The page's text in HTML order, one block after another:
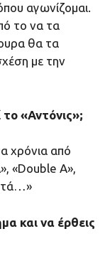
αγωνίζομαι.
το να τα
θα τα
με την
«Αντόνις»;
χρόνια από
«Double A»,
και να έρθεις